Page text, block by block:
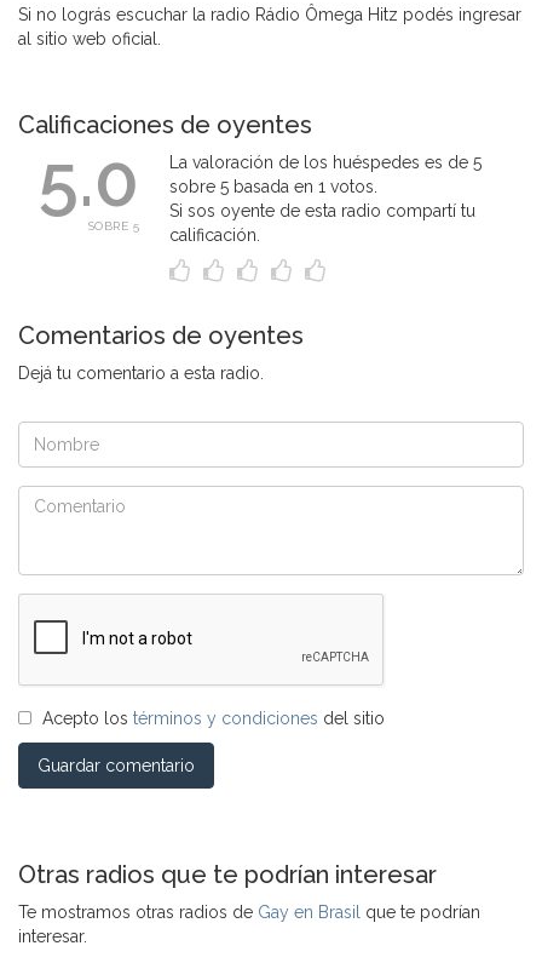
Si no lográs escuchar la radio Rádio Ômega Hitz podés ingresar
al sitio web oficial.
Calificaciones de oyentes
5.0
SOBRE 5
La valoración de los huéspedes es de 5
sobre 5 basada en 1 votos.
Si sos oyente de esta radio compartí tu
calificación.
Comentarios de oyentes
Dejá tu comentario a esta radio.
Acepto los términos y condiciones del sitio
Guardar comentario
Otras radios que te podrían interesar
Te mostramos otras radios de Gay en Brasil que te podrían
interesar.